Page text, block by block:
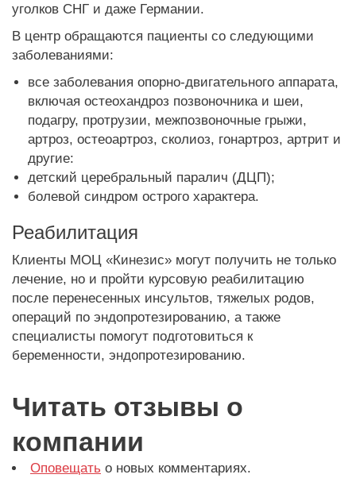
уголков СНГ и даже Германии.
В центр обращаются пациенты со следующими
заболеваниями:
все заболевания опорно-двигательного аппарата,
включая остеохандроз позвоночника и шеи,
подагру, протрузии, межпозвоночные грыжи,
артроз, остеоартроз, сколиоз, гонартроз, артрит и
другие:
детский церебральный паралич (ДЦП);
болевой синдром острого характера.
Реабилитация
Клиенты МОЦ «Кинезис» могут получить не только
лечение, но и пройти курсовую реабилитацию
после перенесенных инсультов, тяжелых родов,
операций по эндопротезированию, а также
специалисты помогут подготовиться к
беременности, эндопротезированию.
Читать отзывы о
компании
Оповещать о новых комментариях.